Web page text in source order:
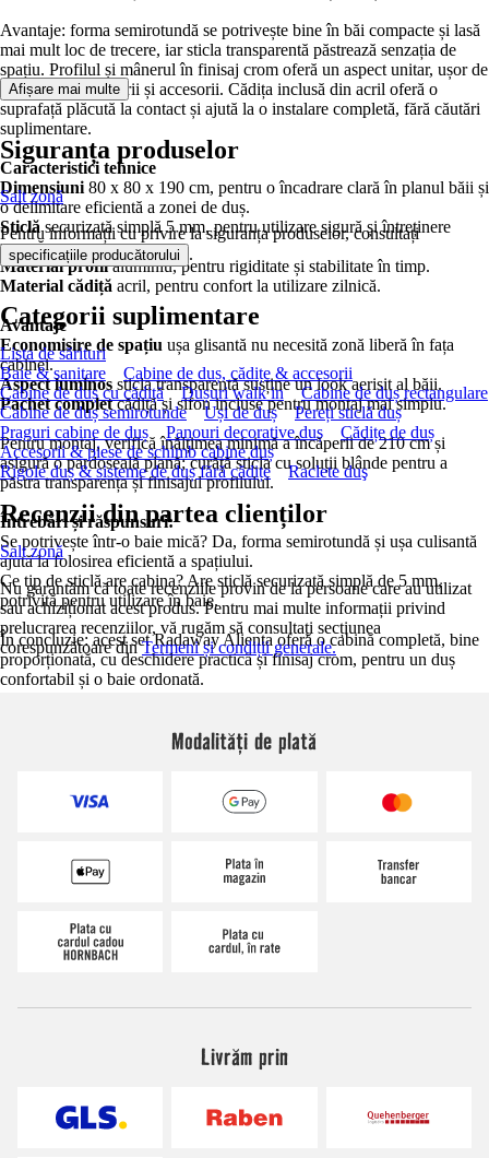
Avantaje: forma semirotundă se potrivește bine în băi compacte și lasă
mai mult loc de trecere, iar sticla transparentă păstrează senzația de
spațiu. Profilul și mânerul în finisaj crom oferă un aspect unitar, ușor de
integrat lângă baterii și accesorii. Cădița inclusă din acril oferă o
suprafață plăcută la contact și ajută la o instalare completă, fără căutări
suplimentare.
Caracteristici tehnice
Dimensiuni 80 x 80 x 190 cm, pentru o încadrare clară în planul băii și
o delimitare eficientă a zonei de duș.
Sticlăsecurizată simplă 5 mm, pentru utilizare sigură și întreținere
ușoară.
Material profilaluminiu, pentru rigiditate și stabilitate în timp.
Material cădiță acril, pentru confort la utilizare zilnică.
Avantaje
Economisire de spațiu ușa glisantă nu necesită zonă liberă în fața
cabinei.
Aspect luminos sticla transparentă susține un look aerisit al băii.
Pachet completcădiță și sifon incluse pentru montaj mai simplu.
Pentru montaj, verifică înălțimea minimă a încăperii de 210 cm și
asigură o pardoseală plană; curăță sticla cu soluții blânde pentru a
păstra transparența și finisajul profilului.
Întrebări și răspunsuri:
Se potrivește într-o baie mică? Da, forma semirotundă și ușa culisantă
ajută la folosirea eficientă a spațiului.
Ce tip de sticlă are cabina? Are sticlă securizată simplă de 5 mm,
potrivită pentru utilizare în baie.
În concluzie: acest set Radaway Alienta oferă o cabină completă, bine
proporționată, cu deschidere practică și finisaj crom, pentru un duș
confortabil și o baie ordonată.
Afișare mai multe
Siguranța produselor
Salt zonă
Pentru informații cu privire la siguranța produselor, consultați
specificațiile producătorului .
Categorii suplimentare
Lista de sărituri
Baie & sanitare
Cabine de duș, cădițe & accesorii
Cabine de duș cu cădiță
Dușuri walk in
Cabine de duș rectangulare
Cabine de duș semirotunde
Uși de duș
Pereți sticlă duș
Praguri cabine de duș
Panouri decorative duș
Cădițe de duș
Accesorii & piese de schimb cabine duș
Rigole duș & sisteme de duș fără cădițe
Raclete duş
Recenzii din partea clienților
Salt zonă
Nu garantăm că toate recenziile provin de la persoane care au utilizat
sau achiziționat acest produs. Pentru mai multe informații privind
prelucrarea recenziilor, vă rugăm să consultați secțiunea
corespunzătoare dinTermeni și condiții generale.
Modalități de plată
Livrăm prin